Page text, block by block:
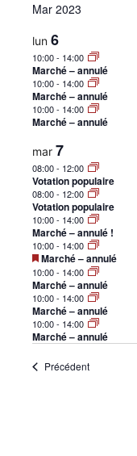
Laconnex
Canton
Genève
Mar 2023
lun 6
10:00- 14:00
Marché – annulé
10:00- 14:00
Marché – annulé
10:00- 14:00
Marché – annulé
mar 7
08:00- 12:00
Votation populaire
08:00- 12:00
Votation populaire
10:00- 14:00
Marché – annulé !
10:00- 14:00
Mis
en
avant
Marché – annulé
10:00- 14:00
Marché – annulé
10:00- 14:00
Marché – annulé
10:00- 14:00
Marché – annulé
PrécédentÉvènements